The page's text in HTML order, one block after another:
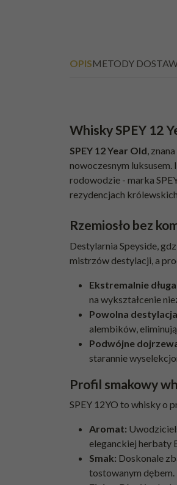
OPISMETODY
Whisky SPEY 12
SPEY 12 Year Old,
nowoczesnym luksusem.
rodowodzie - marka
rezydencjach
Rzemiosło bez
Destylarnia Speyside,
mistrzów destylacji, a
Ekstremalnie
na wykształcenie
Powolna
alembików,
Podwójne
starannie
Profil smakowy
SPEY 12YO to whisky o
Aromat:
eleganckiej herbaty
Smak: Doskonale
tostowanym dębem.